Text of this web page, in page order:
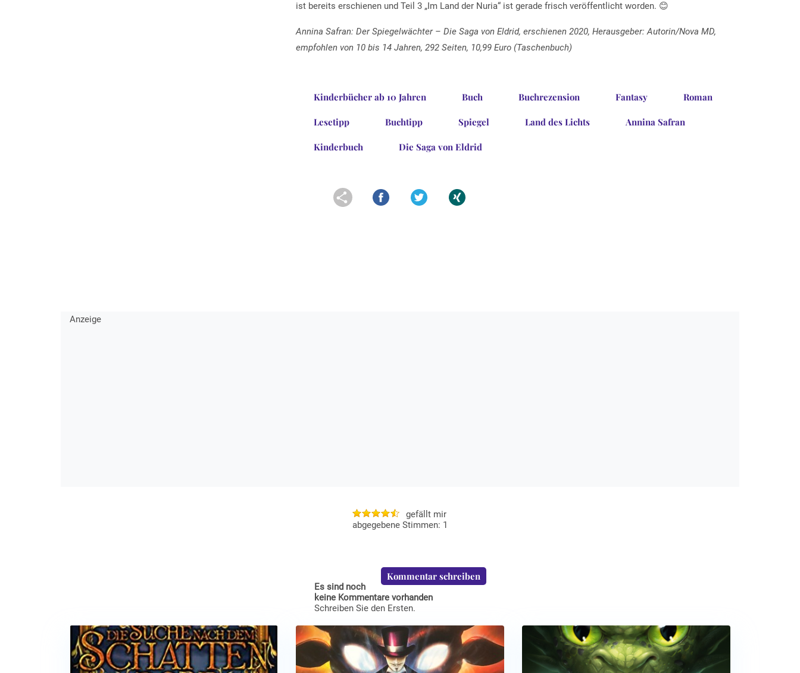
ist bereits erschienen und Teil 3 „Im Land der Nuria“ ist gerade frisch veröffentlicht worden. 😊
Annina Safran: Der Spiegelwächter – Die Saga von Eldrid, erschienen 2020, Herausgeber: Autorin/Nova MD,
empfohlen von 10 bis 14 Jahren, 292 Seiten, 10,99 Euro (Taschenbuch)
Kinderbücher ab 10 Jahren Buch Buchrezension Fantasy Roman
Lesetipp Buchtipp Spiegel Land des Lichts Annina Safran
Kinderbuch Die Saga von Eldrid
Anzeige
gefällt mir
1